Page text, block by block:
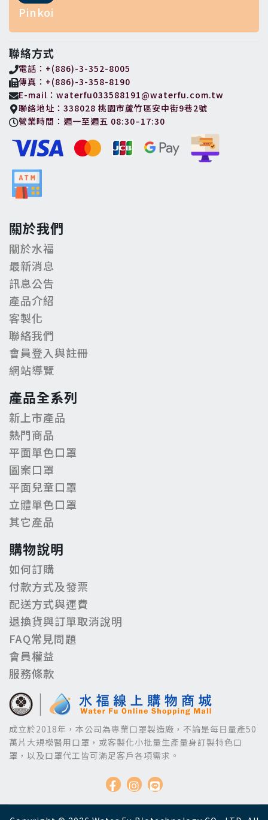
Pinkoi
聯絡方式
電話：+(886)-3-352-8005
傳真：+(886)-3-358-8190
E-mail：waterfu033588191@waterfu.com.tw
聯絡地址：338028 桃園市蘆竹區安中街9巷2號
營業時間：週一至週五 08:30–17:30
關於我們
關於水福
最新消息
訊息公告
產品介紹
客製化
聯絡我們
會員登入與註冊
網站導覽
產品全系列
新上市產品
熱門商品
平面單色口罩
圖案口罩
平面兒童口罩
立體單色口罩
其它產品
購物說明
如何訂購
付款方式及發票
配送方式與運費
退換貨與訂單取消說明
FAQ常見問題
會員權益
服務條款
成立於2018年，本公司為專業口罩製造廠，不論是每日量產50
萬片大規模醫用口罩，或客製化小批量生產量身訂製特色口
罩，以及口罩代工皆可滿足客戶各項需求。